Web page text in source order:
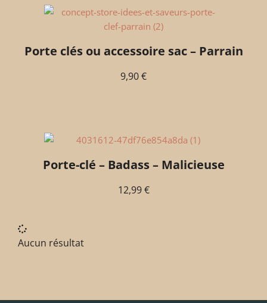
Porte clés ou accessoire sac – Parrain
9,90€
Porte-clé – Badass – Malicieuse
12,99€
Aucun résultat